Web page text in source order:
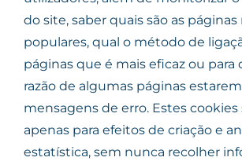
do site, saber quais são as páginas
populares, qual o método de
páginas que é mais eficaz ou para
razão de algumas páginas
mensagens de erro. Estes cookies
apenas para efeitos de criação e
estatística, sem nunca recolher